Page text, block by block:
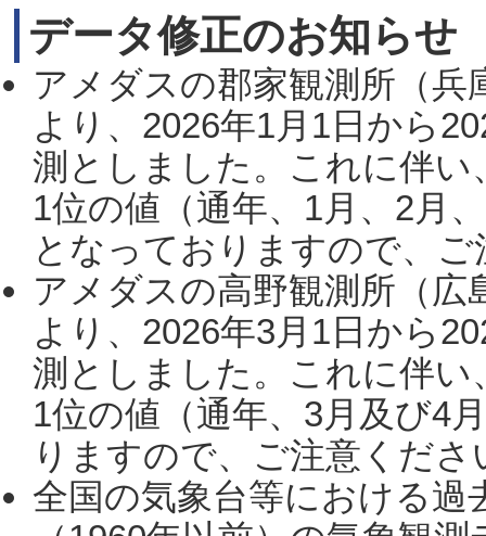
データ修正のお知らせ
アメダスの郡家観測所（
より、2026年1月1日から
測としました。これに伴い
1位の値（通年、1月、2月
となっておりますので、
アメダスの高野観測所（
より、2026年3月1日から
測としました。これに伴い
1位の値（通年、3月及び4
りますので、ご注意くだ
全国の気象台等における過